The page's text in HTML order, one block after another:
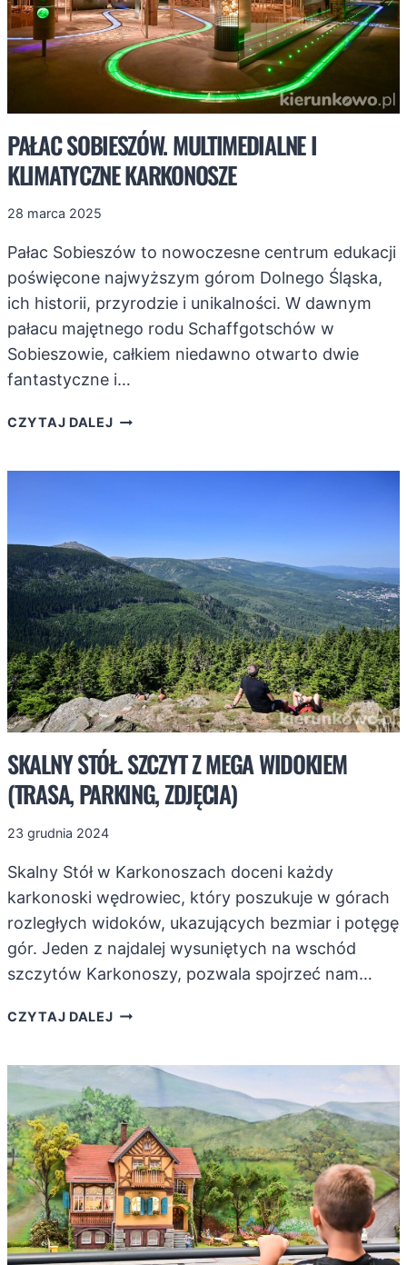
PAŁAC SOBIESZÓW. MULTIMEDIALNE I
KLIMATYCZNE KARKONOSZE
28 marca 2025
Pałac Sobieszów to nowoczesne centrum edukacji
poświęcone najwyższym górom Dolnego Śląska,
ich historii, przyrodzie i unikalności. W dawnym
pałacu majętnego rodu Schaffgotschów w
Sobieszowie, całkiem niedawno otwarto dwie
fantastyczne i…
CZYTAJ DALEJPAŁAC
SKALNY STÓŁ. SZCZYT Z MEGA WIDOKIEM
(TRASA, PARKING, ZDJĘCIA)
23 grudnia 2024
Skalny Stół w Karkonoszach doceni każdy
karkonoski wędrowiec, który poszukuje w górach
rozległych widoków, ukazujących bezmiar i potęgę
gór. Jeden z najdalej wysuniętych na wschód
szczytów Karkonoszy, pozwala spojrzeć nam…
CZYTAJ DALEJSKALNY
MEGA
WIDOKIEM
(TRASA,
PARKING,
ZDJĘCIA)